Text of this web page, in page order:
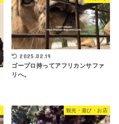
2025.02.19
ゴープロ持ってアフリカンサファ
リへ。
観光・遊び・お店